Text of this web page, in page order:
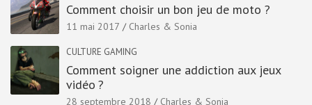
Comment choisir un bon jeu de moto ?
11 mai 2017 Charles & Sonia
CULTURE GAMING
Comment soigner une addiction aux jeux
vidéo ?
28 septembre 2018 Charles & Sonia